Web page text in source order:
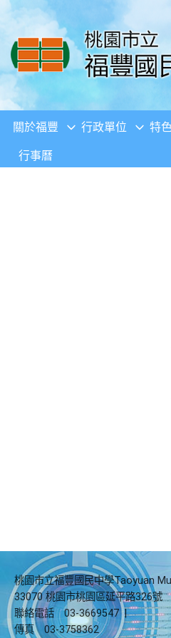
移至網頁之主要內容區位置
關於福豐 行政單位 特
行事曆
桃園市立福豐國民中學Taoyuan
33070 桃園市桃園區延平路326號
聯絡電話
03-3669547 |
傳真
03-3758362